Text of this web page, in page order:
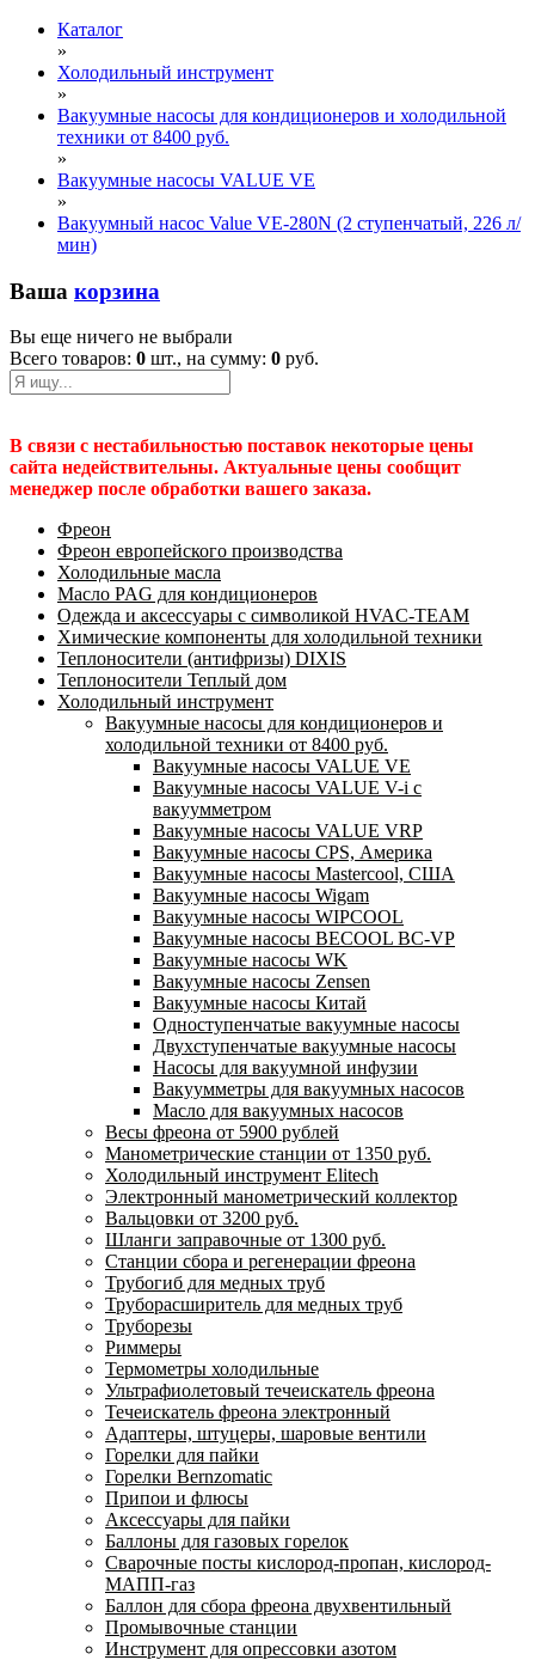
Каталог
»
Холодильный инструмент
»
Вакуумные насосы для кондиционеров и холодильной
техники от 8400 руб.
»
Вакуумные насосы VALUE VE
»
Вакуумный насос Value VE-280N (2 ступенчатый, 226 л/
мин)
Ваша корзина
Вы еще ничего не выбрали
Всего товаров: 0 шт., на сумму: 0 руб.
В связи с нестабильностью поставок некоторые цены
сайта недействительны. Актуальные цены сообщит
менеджер после обработки вашего заказа.
Фреон
Фреон европейского производства
Холодильные масла
Масло PAG для кондиционеров
Одежда и аксессуары с символикой HVAC-TEAM
Химические компоненты для холодильной техники
Теплоносители (антифризы) DIXIS
Теплоносители Теплый дом
Холодильный инструмент
Вакуумные насосы для кондиционеров и
холодильной техники от 8400 руб.
Вакуумные насосы VALUE VE
Вакуумные насосы VALUE V-i с
вакуумметром
Вакуумные насосы VALUE VRP
Вакуумные насосы CPS, Америка
Вакуумные насосы Mastercool, США
Вакуумные насосы Wigam
Вакуумные насосы WIPCOOL
Вакуумные насосы BECOOL BC-VP
Вакуумные насосы WK
Вакуумные насосы Zensen
Вакуумные насосы Китай
Одноступенчатые вакуумные насосы
Двухступенчатые вакуумные насосы
Насосы для вакуумной инфузии
Вакуумметры для вакуумных насосов
Масло для вакуумных насосов
Весы фреона от 5900 рублей
Манометрические станции от 1350 руб.
Холодильный инструмент Elitech
Электронный манометрический коллектор
Вальцовки от 3200 руб.
Шланги заправочные от 1300 руб.
Станции сбора и регенерации фреона
Трубогиб для медных труб
Труборасширитель для медных труб
Труборезы
Риммеры
Термометры холодильные
Ультрафиолетовый течеискатель фреона
Течеискатель фреона электронный
Адаптеры, штуцеры, шаровые вентили
Горелки для пайки
Горелки Bernzomatic
Припои и флюсы
Аксессуары для пайки
Баллоны для газовых горелок
Сварочные посты кислород-пропан, кислород-
МАПП-газ
Баллон для сбора фреона двухвентильный
Промывочные станции
Инструмент для опрессовки азотом